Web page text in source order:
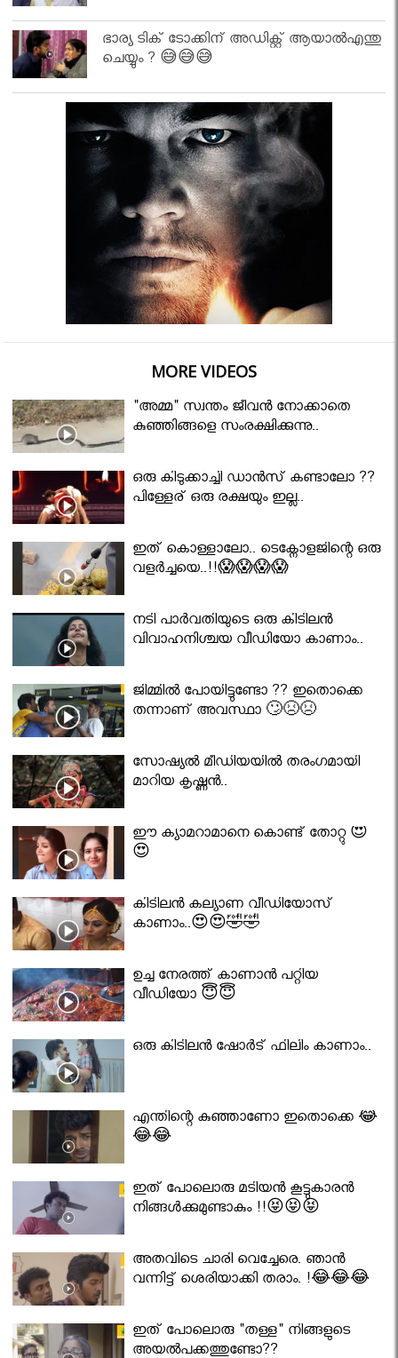
ഭാര്യ ടിക് ടോക്കിന് അഡിക്റ്റ് ആയാൽഎന്തു
ചെയ്യും ? 😅😅😅
MORE VIDEOS
"അമ്മ" സ്വന്തം ജീവൻ നോക്കാതെ
കുഞ്ഞിങ്ങളെ സംരക്ഷിക്കുന്നു..
ഒരു കിടുക്കാച്ചി ഡാൻസ് കണ്ടാലോ ??
പിള്ളേര് ഒരു രക്ഷയും ഇല്ല..
ഇത് കൊള്ളാലോ.. ടെക്നോളജിന്റെ ഒരു
വളർച്ചയെ..!!😱😱😱😱
നടി പാർവതിയുടെ ഒരു കിടിലൻ
വിവാഹനിശ്ചയ വീഡിയോ കാണാം..
ജിമ്മിൽ പോയിട്ടുണ്ടോ ?? ഇതൊക്കെ
തന്നാണ് അവസ്ഥാ 🙄😣😣
സോഷ്യൽ മീഡിയയിൽ തരംഗമായി
മാറിയ കൃഷ്ണൻ..
ഈ ക്യാമറാമാനെ കൊണ്ട് തോറ്റു 😍
😍
കിടിലൻ കല്യാണ വീഡിയോസ്
കാണാം..😍😍🤣🤣
ഉച്ച നേരത്ത് കാണാൻ പറ്റിയ
വീഡിയോ 😇😇
ഒരു കിടിലൻ ഷോർട് ഫിലിം കാണാം..
എന്തിന്റെ കുഞ്ഞാണോ ഇതൊക്കെ 😂
😂😂
ഇത് പോലൊരു മടിയൻ കൂട്ടുകാരൻ
നിങ്ങൾക്കുമുണ്ടാകും !!😝😝😝
അതവിടെ ചാരി വെച്ചേരെ. ഞാൻ
വന്നിട്ട് ശെരിയാക്കി തരാം. !😂😂😂
ഇത് പോലൊരു "തള്ള" നിങ്ങളുടെ
അയല്‍പക്കത്തുണ്ടോ??